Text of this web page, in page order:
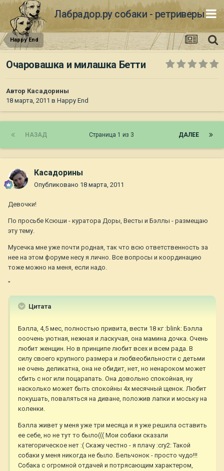
Лабрадор.ру собаки - ретриверы
Happy End
Очаровашка и милашка Бетти
Автор Касадорины
18 марта, 2011 в Happy End
НАЗАД ДАЛЕЕ
Страница 1 из 3
Касадорины
Опубликовано 18 марта, 2011
Девочки!
По просьбе Ксюши - куратора Доры, Весты и Бэллы - размещаю
эту тему.
Мусечка мне уже почти родная, так что всю ответственность за
нее на этом форуме несу я лично. Все вопросы и координацию
тоже можно на меня, если надо.
"
Цитата
Бэлла, 4,5 мес, полностью привита, вести 18 кг :blink: Бэлла
ооочень уютная, нежная и ласкучая, она мамина дочка. Очень
любит женщин. Но в принципе любит всех и всем рада. В
силу своего крупного размера и любвеобильности с детьми
не очень деликатна, она не обидит, нет, но ненароком может
сбить с ног или поцарапать. Она довольно спокойная, ну
насколько может быть спокойны 4х месячный щенок. Любит
покушать, поваляться на диване, положив лапки и моську на
коленки.
Бэлла живет у меня уже три месяца и я уже решила оставить
ее себе, но не тут то было((( Мои собаки сказали
категорическое нет :( Скажу честно - я плачу :cry2: Такой
собаки у меня никогда не было. Бельчонок - просто чудо!!!
Собака с огромной отдачей и потрясающим характером,